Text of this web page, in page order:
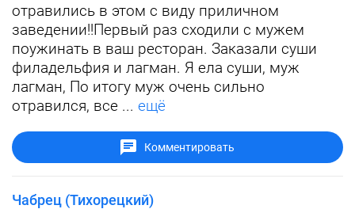
отравились в этом с виду приличном
заведении!!Первый раз сходили с мужем
поужинать в ваш ресторан. Заказали суши
филадельфия и лагман. Я ела суши, муж
лагман, По итогу муж очень сильно
отравился, все ... ещё
Комментировать
Чабрец (Тихорецкий)